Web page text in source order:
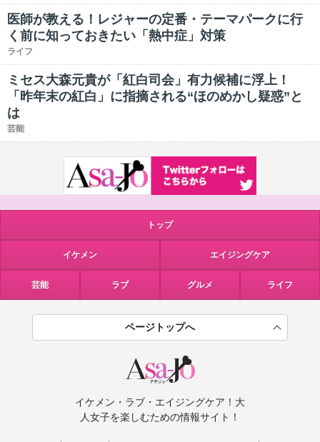
医師が教える！レジャーの定番・テーマパークに行
く前に知っておきたい「熱中症」対策
ライフ
ミセス大森元貴が「紅白司会」有力候補に浮上！
「昨年末の紅白」に指摘される“ほのめかし疑惑”と
は
芸能
トップ
イケメン エイジングケア
芸能 ラブ グルメ ライフ
ページトップへ
イケメン・ラブ・エイジングケア！大
人女子を楽しむための情報サイト！